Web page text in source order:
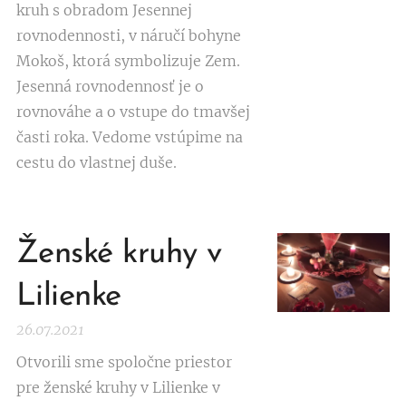
kruh s obradom Jesennej
rovnodennosti, v náručí bohyne
Mokoš, ktorá symbolizuje Zem.
Jesenná rovnodennosť je o
rovnováhe a o vstupe do tmavšej
časti roka. Vedome vstúpime na
cestu do vlastnej duše.
Ženské kruhy v
Lilienke
26.07.2021
Otvorili sme spoločne priestor
pre ženské kruhy v Lilienke v